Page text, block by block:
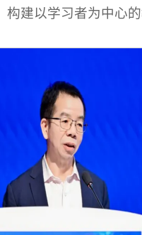
构建以学习者为中心